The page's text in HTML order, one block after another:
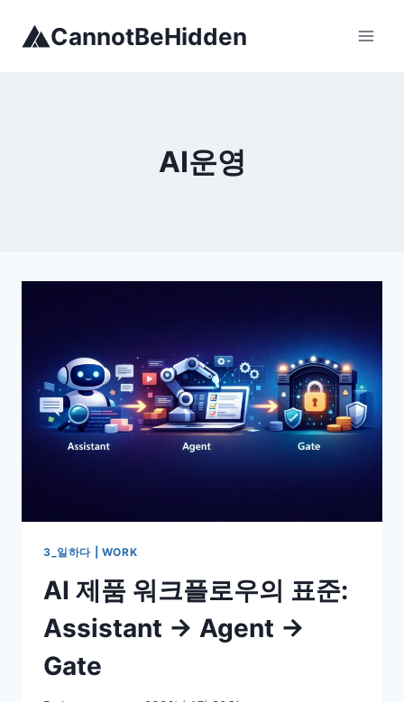
CannotBeHidden
AI운영
3_일하다 | WORK
AI 제품 워크플로우의 표준:
Assistant → Agent →
Gate